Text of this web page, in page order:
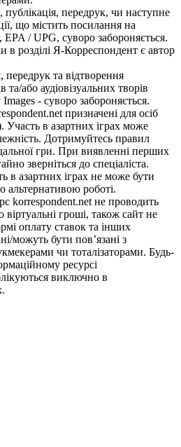
публікація, передрук, чи наступне
що містить посилання на
EPA / UPG, суворо забороняється.
в розділі Я-Корреспондент є автор
передрук та відтворення
та/або аудіовізуальних творів
- суворо забороняється.
призначені для осіб
Участь в азартних іграх може
Дотримуйтесь правил
гри. При виявленні перших
зверніться до спеціаліста.
в азартних іграх не може бути
альтернативою роботі.
korrespondent.net не проводить
віртуальні гроші, також сайт не
оплату ставок та інших
можуть бути пов’язані з
чи тоталізаторами. Будь-
ресурсі
виключно в